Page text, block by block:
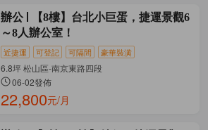
辦公
【8樓】台北小巨蛋，捷運景觀6
～8人辦公室！
近捷運 可登記 可隔間 豪華裝潢
6.8坪 松山區-南京東路四段
06-02發佈
22,800元/月